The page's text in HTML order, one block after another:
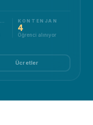
KONTENJAN
4
Öğrenci alınıyor
Ücretler